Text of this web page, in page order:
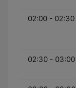
02:00 - 02:30
02:30 - 03:00